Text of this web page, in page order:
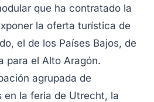
que ha contratado la
la oferta turística de
el de los Países Bajos, de
para el Alto Aragón.
agrupada de
la feria de Utrecht, la